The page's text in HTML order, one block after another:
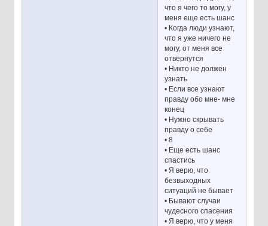
что я чего то могу, у
меня еще есть шанс
• Когда люди узнают,
что я уже ничего не
могу, от меня все
отвернутся
• Никто не должен
узнать
• Если все узнают
правду обо мне- мне
конец
• Нужно скрывать
правду о себе
• 8
• Еще есть шанс
спастись
• Я верю, что
безвыходных
ситуаций не бывает
• Бывают случаи
чудесного спасения
• Я верю, что у меня